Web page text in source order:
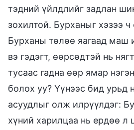
тэдний үйлдлийг задлан
зохилтой. Бурханыг хэзээ
Бурханы төлөө яагаад маш
вэ гэдэгт, өөрсөдтэй нь
тусаас гадна өөр ямар
болох уу? Үүнээс бид урьд
асуудлыг олж илрүүлдэг:
хүний харилцаа нь ердөө л